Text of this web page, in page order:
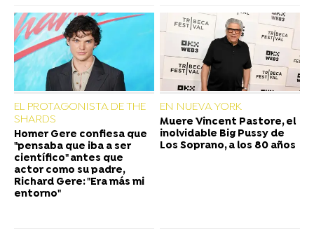
EL PROTAGONISTA DE THE
SHARDS
Homer Gere confiesa que
"pensaba que iba a ser
científico" antes que
actor como su padre,
Richard Gere: "Era más mi
entorno"
EN NUEVA YORK
Muere Vincent Pastore, el
inolvidable Big Pussy de
Los Soprano, a los 80 años